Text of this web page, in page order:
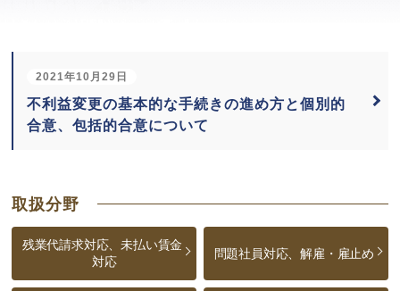
2021年10月29日
不利益変更の基本的な手続きの進め方と個別的
合意、包括的合意について
取扱分野
残業代請求対応、未払い賃金
対応
問題社員対応、解雇・雇止め